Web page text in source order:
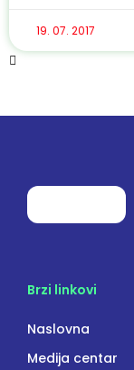
19. 07. 2017
Brzi linkovi
Naslovna
Medija centar